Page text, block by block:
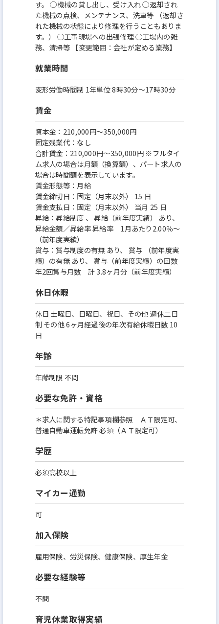
す。 ◯機械の貸し出し、受け入れ ◯返却され
た機械の点検、メンテナンス、洗車等 （返却さ
れた機械の状態により修理を行うこともありま
す。） ◯工事現場への出張修理 ◯工場内の雑
務、清掃等 【変更範囲：会社が定める業務】
就業時間
変形労働時間制 1年単位 8時30分〜17時30分
賃金
資本金：210,000円〜350,000円
固定残業代：なし
合計賃金：210,000円～350,000円 ※フルタイ
ム求人の場合は月額（換算額）、パート求人の
場合は時間額を表示しています。
賃金形態等：月給
賃金締切日：固定（月末以外） 15 日
賃金支払日：固定（月末以外） 当月 25 日
昇給：昇給制度 、 昇給（前年度実績） あり、
昇給金額／昇給率 昇給率 1月あたり2.00％～
（前年度実績）
賞与：賞与制度の有無 あり、 賞与 （前年度実
績）の有無 あり、 賞与（前年度実績）の回数
年2回賞与月数 計 3.8ヶ月分（前年度実績）
休日休暇
休日 土曜日、日曜日、祝日、その他 週休二日
制 その他 6ヶ月経過後の年次有給休暇日数 10
日
年齢
年齢制限 不問
必要な免許・資格
＊求人に関する特記事項欄参照 ＡＴ限定可、
普通自動車運転免許 必須（ＡＴ限定可）
学歴
必須高校以上
マイカー通勤
可
加入保険
雇用保険、労災保険、健康保険、厚生年金
必要な経験等
不問
育児休業取得実績